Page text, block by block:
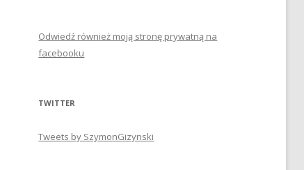
Odwiedź również moją stronę prywatną na
facebooku
TWITTER
Tweets by SzymonGizynski